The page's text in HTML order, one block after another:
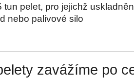
tun pelet, pro jejichž
nebo palivové silo
zavážíme po